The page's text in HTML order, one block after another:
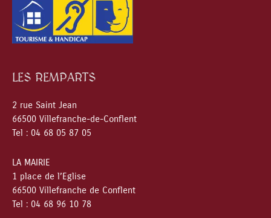
LES REMPARTS
2 rue Saint Jean
66500 Villefranche-de-Conflent
Tel : 04 68 05 87 05
LA MAIRIE
1 place de l’Eglise
66500 Villefranche de Conflent
Tel : 04 68 96 10 78